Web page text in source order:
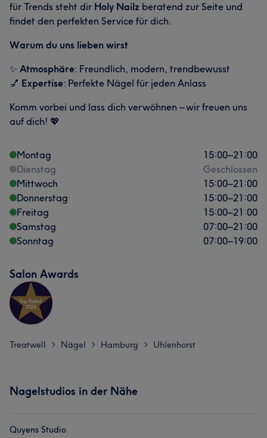
für Trends steht dir Holy Nailz beratend zur Seite und
findet den perfekten Service für dich.
Warum du uns lieben wirst
✨ Atmosphäre: Freundlich, modern, trendbewusst
💅 Expertise: Perfekte Nägel für jeden Anlass
Komm vorbei und lass dich verwöhnen – wir freuen uns
auf dich! 💖
Montag 15:00–21:00
Dienstag
Geschlossen
Mittwoch
15:00–21:00
Donnerstag
15:00–21:00
Freitag
15:00–21:00
Samstag
07:00–21:00
Sonntag
07:00–19:00
Salon Awards
Treatwell > Nägel > Hamburg > Uhlenhorst
Nagelstudios in der Nähe
Quyens Studio